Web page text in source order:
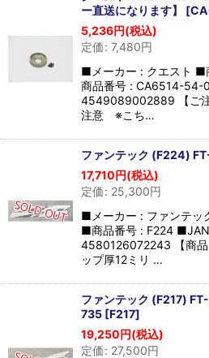
ー直送になります】 [
5,236円(税込)
定価: 7,480円
■メーカー : クエスト
商品番号 : CA6514-54-
4549089002889 【ご
注意 ※こち…
ファンテック (F224)
17,710円(税込)
定価: 25,300円
■メーカー : ファンテ
■商品番号 : F224
4580126072243 【商
ップ厚12ミリ …
ファンテック (F217)
735 [F217]
19,250円(税込)
定価: 27,500円